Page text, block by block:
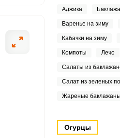
Аджика
Варенье на зиму
Кабачки на зиму
Компоты Лечо
Салаты из
Салат из зеленых
Жареные
Огурцы